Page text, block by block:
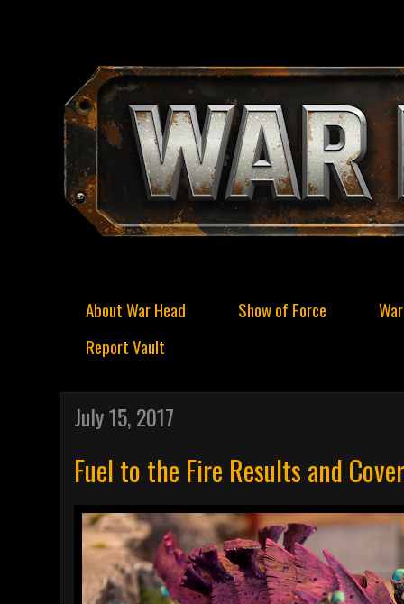
About War Head Show of Force
Report Vault
July 15, 2017
Fuel to the Fire Results and